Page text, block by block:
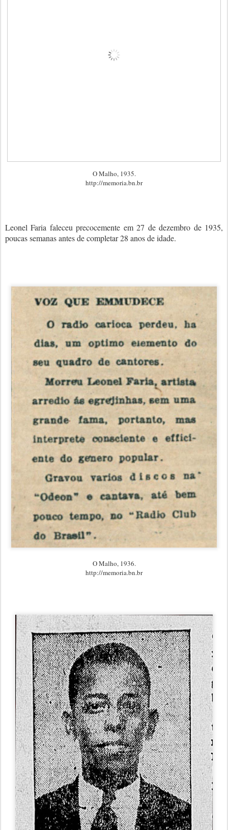
O Malho, 1935.
http://memoria.bn.br
Leonel Faria faleceu precocemente em 27 de dezembro de 1935,
poucas semanas antes de completar 28 anos de idade.
O Malho, 1936.
http://memoria.bn.br